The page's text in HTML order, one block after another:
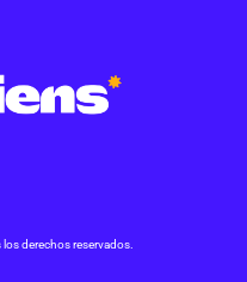
derechos reservados.